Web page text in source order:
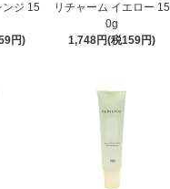
ンジ 15
円)
リチャーム イエロー 15
0g
1,748円(税159円)